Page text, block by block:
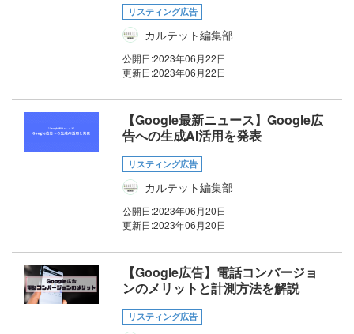
リスティング広告
カルテット編集部
公開日:2023年06月22日
更新日:2023年06月22日
【Google最新ニュース】Google広
告への生成AI活用を発表
リスティング広告
カルテット編集部
公開日:2023年06月20日
更新日:2023年06月20日
【Google広告】電話コンバージョ
ンのメリットと計測方法を解説
リスティング広告